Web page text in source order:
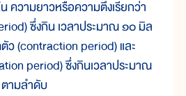
ความยาวหรือความตึงเรียกว่า
ซึ่งกิน เวลาประมาณ ๑๐ มิล
ตัว (contraction period) และ
period) ซึ่งกินเวลาประมาณ
ามลำดับ